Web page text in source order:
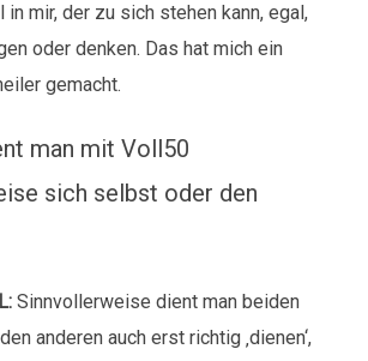
in mir, der zu sich stehen kann, egal,
oder denken. Das hat mich ein
gemacht.
man mit Voll50
sich selbst oder den
Sinnvollerweise dient man beiden
anderen auch erst richtig ‚dienen‘,